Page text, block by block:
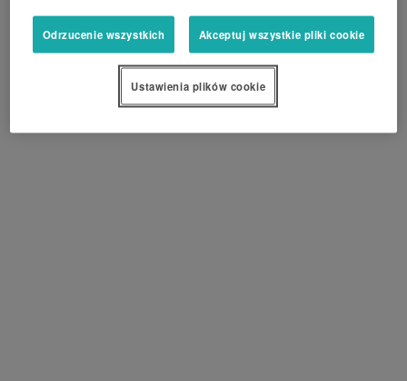
Odrzucenie wszystkich Akceptuj wszystkie pliki cookie
Ustawienia plików cookie